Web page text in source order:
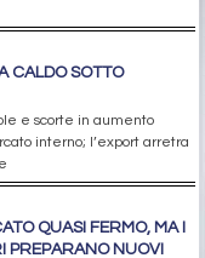
CALDO SOTTO
e scorte in aumento
interno; l’export arretra
QUASI FERMO, MA I
PREPARANO NUOVI